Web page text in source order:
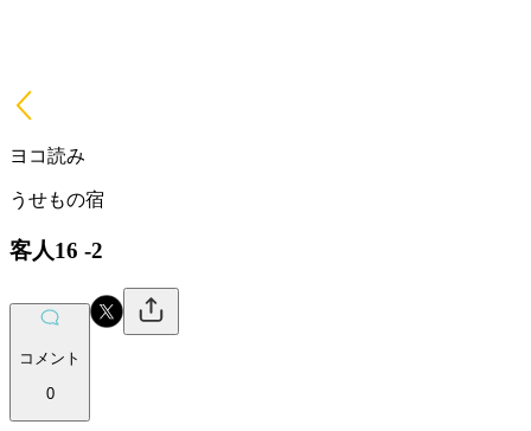
ヨコ読み
うせもの宿
客人16 -2
コメント
0